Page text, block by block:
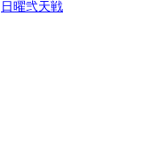
日曜弐天戦